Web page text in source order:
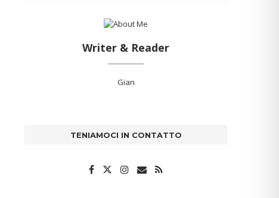
Writer & Reader
Gian
TENIAMOCI IN CONTATTO